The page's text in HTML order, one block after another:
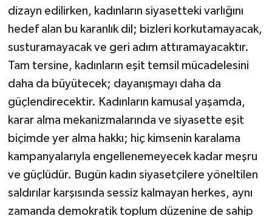
dizayn edilirken, kadınların siyasetteki varlığını
hedef alan bu karanlık dil; bizleri korkutamayacak,
susturamayacak ve geri adım attıramayacaktır.
Tam tersine, kadınların eşit temsil mücadelesini
daha da büyütecek; dayanışmayı daha da
güçlendirecektir. Kadınların kamusal yaşamda,
karar alma mekanizmalarında ve siyasette eşit
biçimde yer alma hakkı; hiç kimsenin karalama
kampanyalarıyla engellenemeyecek kadar meşru
ve güçlüdür. Bugün kadın siyasetçilere yöneltilen
saldırılar karşısında sessiz kalmayan herkes, aynı
zamanda demokratik toplum düzenine de sahip